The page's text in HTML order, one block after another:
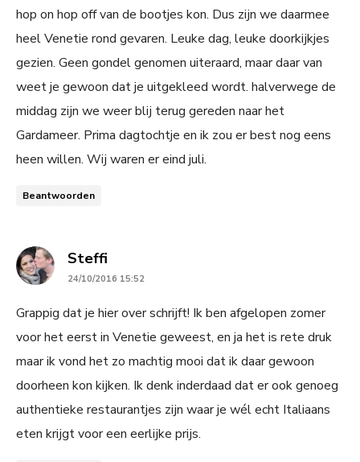
hop on hop off van de bootjes kon. Dus zijn we daarmee
heel Venetie rond gevaren. Leuke dag, leuke doorkijkjes
gezien. Geen gondel genomen uiteraard, maar daar van
weet je gewoon dat je uitgekleed wordt. halverwege de
middag zijn we weer blij terug gereden naar het
Gardameer. Prima dagtochtje en ik zou er best nog eens
heen willen. Wij waren er eind juli.
Beantwoorden
Steffi
24/10/2016 15:52
Grappig dat je hier over schrijft! Ik ben afgelopen zomer
voor het eerst in Venetie geweest, en ja het is rete druk
maar ik vond het zo machtig mooi dat ik daar gewoon
doorheen kon kijken. Ik denk inderdaad dat er ook genoeg
authentieke restaurantjes zijn waar je wél echt Italiaans
eten krijgt voor een eerlijke prijs.